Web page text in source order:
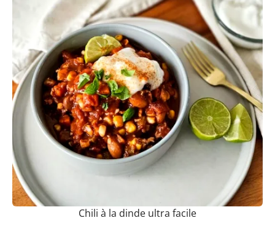
Chili à la dinde ultra facile